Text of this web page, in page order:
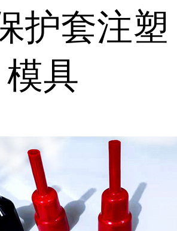
护套注塑
模具